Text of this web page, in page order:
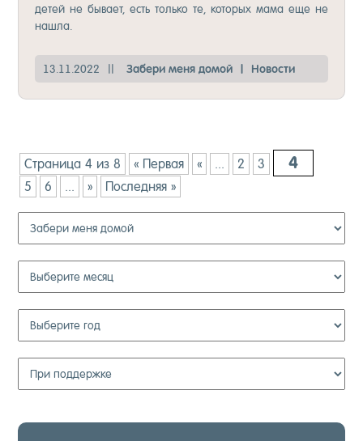
де­тей не бы­ва­ет, есть толь­ко те, ко­то­рых ма­ма еще не
наш­ла.
13.11.2022 За­бе­ри ме­ня до­мой | Но­вос­ти
Страница 4 из 8 « Первая « ... 2 3 4
5 6 ... » Последняя »